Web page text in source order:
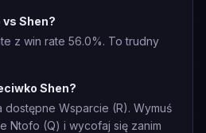
Shen?
z win rate 56.0%. To trudny
Shen?
dostępne Wsparcie (R). Wymuś
Ntofo (Q) i wycofaj się zanim